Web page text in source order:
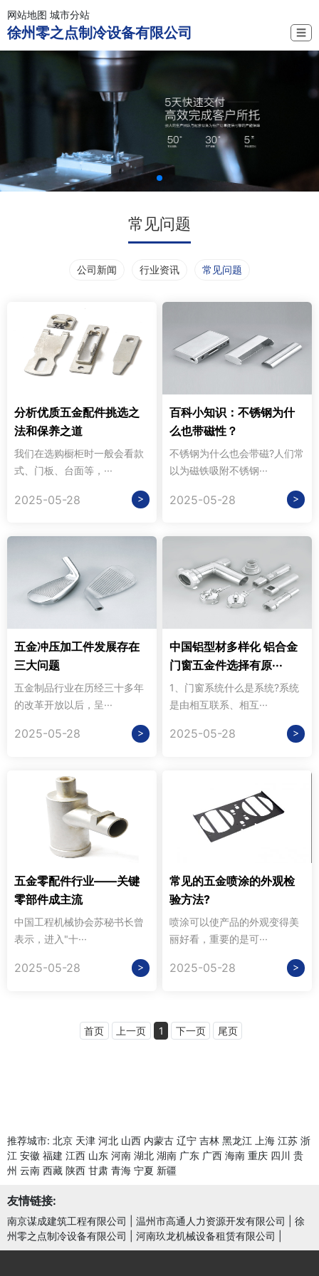
网站地图 城市分站
徐州零之点制冷设备有限公司 ☰
常见问题
公司新闻 行业资讯 常见问题
分析优质五金配件挑选之
法和保养之道
我们在选购橱柜时一般会看款
式、门板、台面等，···
2025-05-28 >
百科小知识：不锈钢为什
么也带磁性？
不锈钢为什么也会带磁?人们常
以为磁铁吸附不锈钢···
2025-05-28 >
五金冲压加工件发展存在
三大问题
五金制品行业在历经三十多年
的改革开放以后，呈···
2025-05-28 >
中国铝型材多样化 铝合金
门窗五金件选择有原···
1、门窗系统什么是系统?系统
是由相互联系、相互···
2025-05-28 >
五金零配件行业——关键
零部件成主流
中国工程机械协会苏秘书长曾
表示，进入"十···
2025-05-28 >
常见的五金喷涂的外观检
验方法?
喷涂可以使产品的外观变得美
丽好看，重要的是可···
2025-05-28 >
首页 上一页 1 下一页 尾页
推荐城市: 北京 天津 河北 山西 内蒙古 辽宁 吉林 黑龙江 上海 江苏 浙
江 安徽 福建 江西 山东 河南 湖北 湖南 广东 广西 海南 重庆 四川 贵
州 云南 西藏 陕西 甘肃 青海 宁夏 新疆
友情链接:
南京谋成建筑工程有限公司 温州市高通人力资源开发有限公司
徐
州零之点制冷设备有限公司
河南玖龙机械设备租赁有限公司